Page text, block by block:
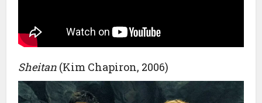
Sheitan (Kim Chapiron, 2006)